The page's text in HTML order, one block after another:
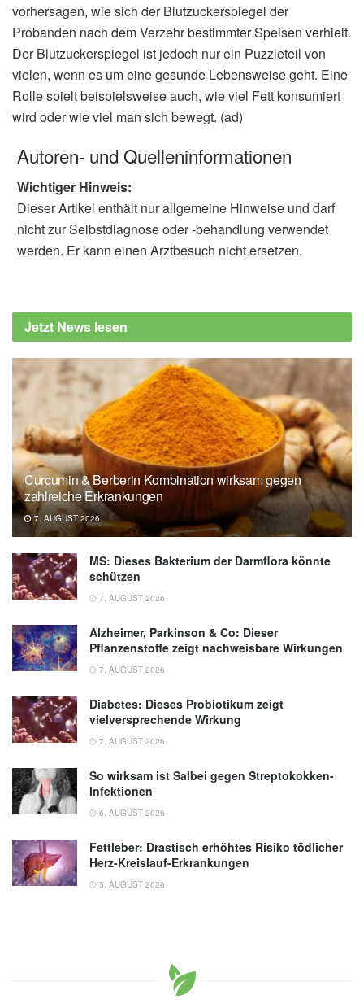
vorhersagen, wie sich der Blutzuckerspiegel der
Probanden nach dem Verzehr bestimmter Speisen verhielt.
Der Blutzuckerspiegel ist jedoch nur ein Puzzleteil von
vielen, wenn es um eine gesunde Lebensweise geht. Eine
Rolle spielt beispielsweise auch, wie viel Fett konsumiert
wird oder wie viel man sich bewegt. (ad)
Autoren- und Quelleninformationen
Wichtiger Hinweis:
Dieser Artikel enthält nur allgemeine Hinweise und darf
nicht zur Selbstdiagnose oder -behandlung verwendet
werden. Er kann einen Arztbesuch nicht ersetzen.
Jetzt News lesen
Curcumin & Berberin Kombination wirksam gegen
zahlreiche Erkrankungen
7. AUGUST 2026
MS: Dieses Bakterium der Darmflora könnte
schützen
7. AUGUST 2026
Alzheimer, Parkinson & Co: Dieser
Pflanzenstoffe zeigt nachweisbare Wirkungen
7. AUGUST 2026
Diabetes: Dieses Probiotikum zeigt
vielversprechende Wirkung
7. AUGUST 2026
So wirksam ist Salbei gegen Streptokokken-
Infektionen
6. AUGUST 2026
Fettleber: Drastisch erhöhtes Risiko tödlicher
Herz-Kreislauf-Erkrankungen
5. AUGUST 2026